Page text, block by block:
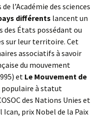
l’Académie des sciences
différents lancent un
des États possédant ou
sur leur territoire. Cet
associatifs à savoir
du mouvement
etLe Mouvement de
populaire à statut
des Nations Unies et
prix Nobel de la Paix